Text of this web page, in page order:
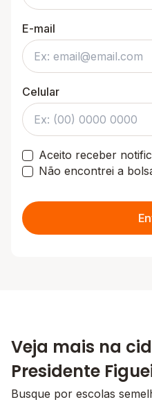
E-mail
Celular
Aceito receber
Não encontrei a
Veja mais na
Presidente
Busque por escolas